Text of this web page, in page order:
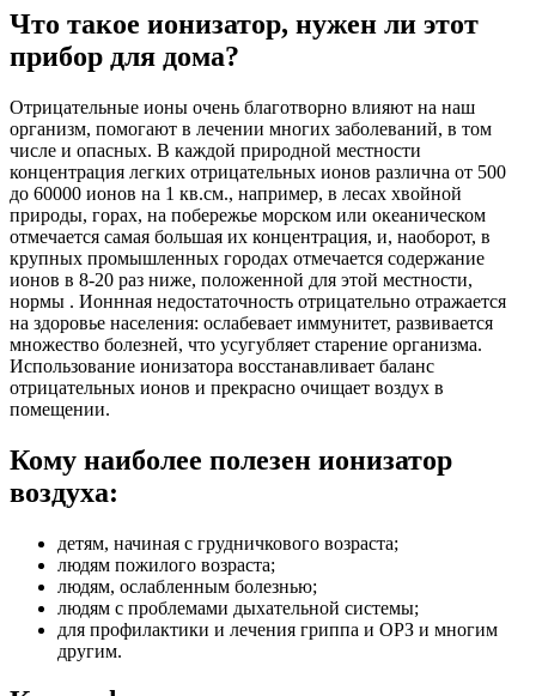
Что такое ионизатор, нужен ли этот
прибор для дома?
Отрицательные ионы очень благотворно влияют на наш
организм, помогают в лечении многих заболеваний, в том
числе и опасных. В каждой природной местности
концентрация легких отрицательных ионов различна от 500
до 60000 ионов на 1 кв.см., например, в лесах хвойной
природы, горах, на побережье морском или океаническом
отмечается самая большая их концентрация, и, наоборот, в
крупных промышленных городах отмечается содержание
ионов в 8-20 раз ниже, положенной для этой местности,
нормы . Ионнная недостаточность отрицательно отражается
на здоровье населения: ослабевает иммунитет, развивается
множество болезней, что усугубляет старение организма.
Использование ионизатора восстанавливает баланс
отрицательных ионов и прекрасно очищает воздух в
помещении.
Кому наиболее полезен ионизатор
воздуха:
детям, начиная с грудничкового возраста;
людям пожилого возраста;
людям, ослабленным болезнью;
людям с проблемами дыхательной системы;
для профилактики и лечения гриппа и ОРЗ и многим
другим.